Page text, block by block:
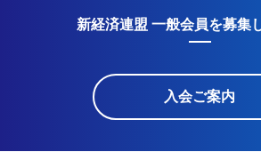
新経済連盟 一般会員を募集
入会ご案内